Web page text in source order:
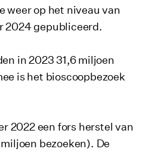
weer op het niveau van
2024 gepubliceerd.
in 2023 31,6 miljoen
is het bioscoopbezoek
2022 een fors herstel van
bezoeken). De